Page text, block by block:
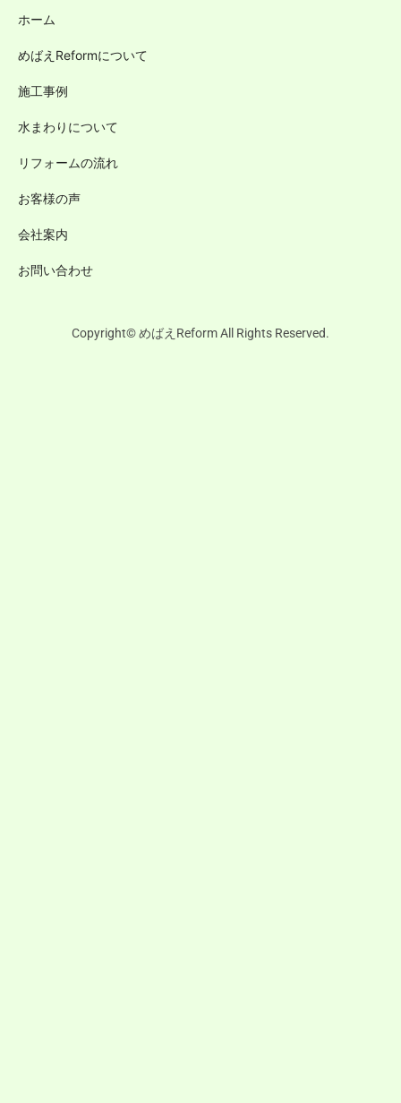
ホーム
めばえReformについて
施工事例
水まわりについて
リフォームの流れ
お客様の声
会社案内
お問い合わせ
Copyright© めばえReform All Rights Reserved.